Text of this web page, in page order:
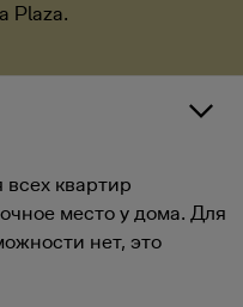
Plaza.
квартир
место у дома. Для
нет, это